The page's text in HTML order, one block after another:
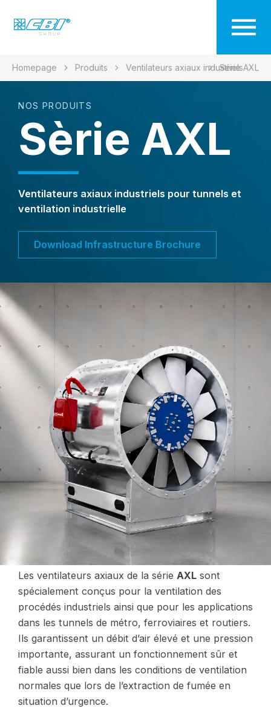
Homepage Produits Ventilateurs axiaux industriels
Série AXL
NOS PRODUITS
Sèrie AXL
Ventilateurs axiaux industriels pour tunnels et
ventilation industrielle
Download Infrastructure Brochure
Les ventilateurs axiaux de la sérieAXL sont
spécialement conçus pour la ventilation des
procédés industriels ainsi que pour les applications
dans les tunnels de métro, ferroviaires et routiers.
Ils garantissent un débit d’air élevé et une pression
importante, assurant un fonctionnement sûr et
fiable aussi bien dans les conditions de ventilation
normales que lors de l’extraction de fumée en
situation d’urgence.